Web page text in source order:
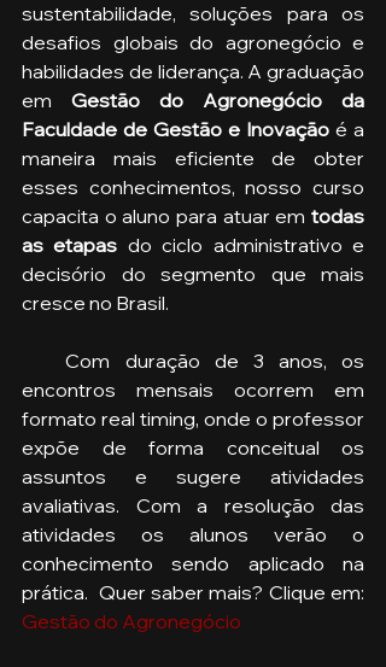
sustentabilidade, soluções para os
desafios globais do agronegócio e
habilidades de liderança. A graduação
em Gestão do Agronegócio da
Faculdade de Gestão e Inovação é a
maneira mais eficiente de obter
esses conhecimentos, nosso curso
capacita o aluno para atuar em todas
as etapas do ciclo administrativo e
decisório do segmento que mais
cresce no Brasil.
   Com duração de 3 anos, os
encontros mensais ocorrem em
formato real timing, onde o professor
expõe de forma conceitual os
assuntos e sugere atividades
avaliativas. Com a resolução das
atividades os alunos verão o
conhecimento sendo aplicado na
Gestão do Agronegócio